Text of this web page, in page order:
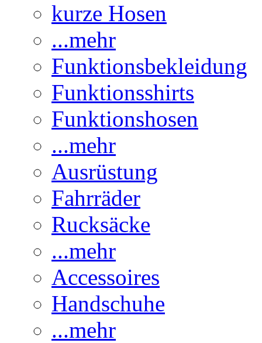
kurze Hosen
...mehr
Funktionsbekleidung
Funktionsshirts
Funktionshosen
...mehr
Ausrüstung
Fahrräder
Rucksäcke
...mehr
Accessoires
Handschuhe
...mehr